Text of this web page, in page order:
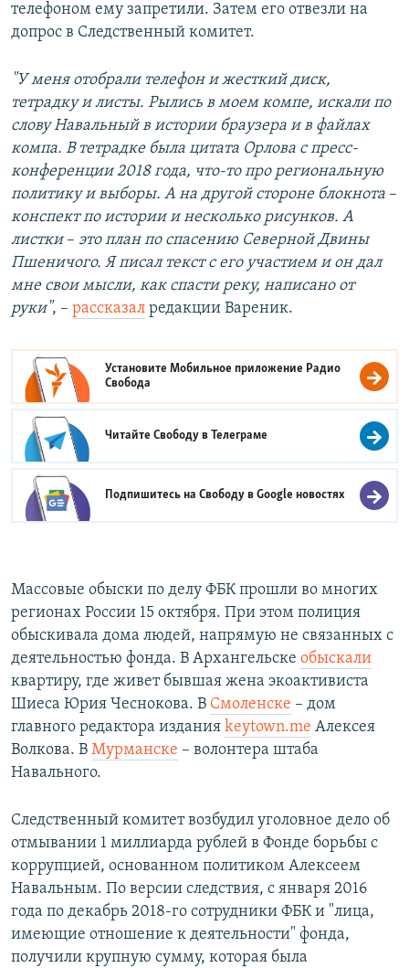
телефоном ему запретили. Затем его отвезли на
допрос в Следственный комитет.
"У меня отобрали телефон и жесткий диск,
тетрадку и листы. Рылись в моем компе, искали по
слову Навальный в истории браузера и в файлах
компа. В тетрадке была цитата Орлова с пресс-
конференции 2018 года, что-то про региональную
политику и выборы. А на другой стороне блокнота –​
конспект по истории и несколько рисунков. А
листки–​ это план по спасению Северной Двины
Пшеничого. Я писал текст с его участием и он дал
мне свои мысли, как спасти реку, написано от
руки", –​ рассказал редакции Вареник.
Установите Мобильное приложение Радио
Свобода
Читайте Свободу вТелеграме
Подпишитесь на Свободу вGoogle новостях
Массовые обыски по делу ФБК прошли во многих
регионах России 15 октября. При этом полиция
обыскивала дома людей, напрямую не связанных с
деятельностью фонда. В Архангельске обыскали
квартиру, где живет бывшая жена экоактивиста
Шиеса Юрия Чеснокова. В Смоленске – дом
главного редактора издания keytown.me Алексея
Волкова. В Мурманске – волонтера штаба
Навального.
Следственный комитет возбудил уголовное дело об
отмывании 1 миллиарда рублей в Фонде борьбы с
коррупцией, основанном политиком Алексеем
Навальным. По версии следствия, с января 2016
года по декабрь 2018-го сотрудники ФБК и "лица,
имеющие отношение к деятельности" фонда,
получили крупную сумму, которая была